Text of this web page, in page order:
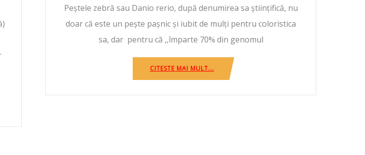
Peștele zebră sau Danio rerio, după denumirea sa științifică, nu
doar că este un pește pașnic și iubit de mulți pentru coloristica
sa, dar pentru că ,,împarte 70% din genomul
CITESTE MAI MULT...